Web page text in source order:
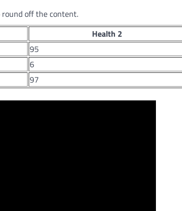
off the content.
Health 2
95
6
97